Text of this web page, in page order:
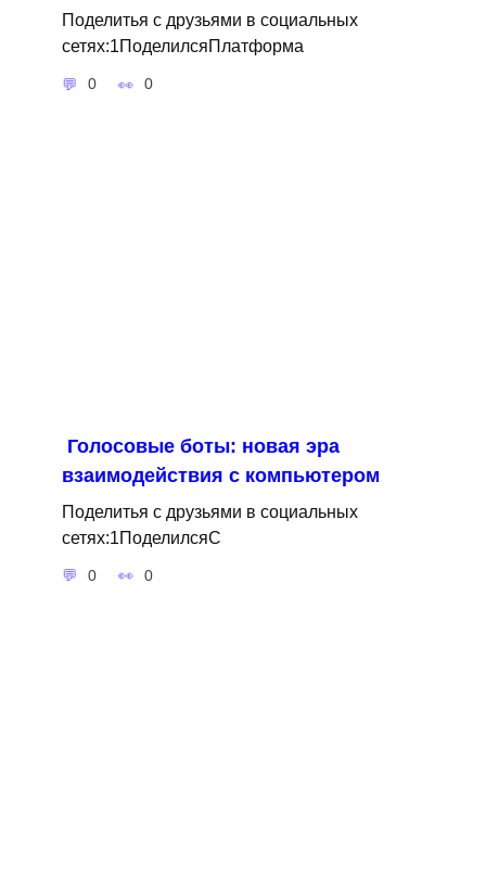
Поделитья с друзьями в социальных
сетях:1ПоделилсяПлатформа
0 0
Голосовые боты: новая эра
взаимодействия с компьютером
Поделитья с друзьями в социальных
сетях:1ПоделилсяС
0 0